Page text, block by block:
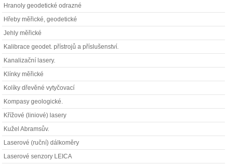
Hranoly geodetické odrazné
Hřeby měřické, geodetické
Jehly měřické
Kalibrace geodet. přístrojů a příslušenství.
Kanalizační lasery.
Klínky měřické
Kolíky dřevěné vytyčovací
Kompasy geologické.
Křížové (liniové) lasery
Kužel Abramsův.
Laserové (ruční) dálkoměry
Laserové senzory LEICA